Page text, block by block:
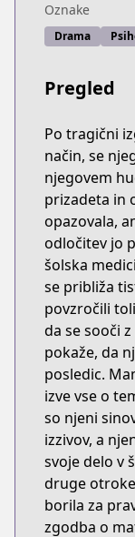
Oznake
Drama
Pregled
Po tragični
način, se
njegovem
prizadeta in
opazovala,
odločitev jo
šolska
se približa
povzročili
da se sooči
pokaže, da
posledic.
izve vse o
so njeni
izzivov, a
svoje delo v
druge
borila za
zgodba o